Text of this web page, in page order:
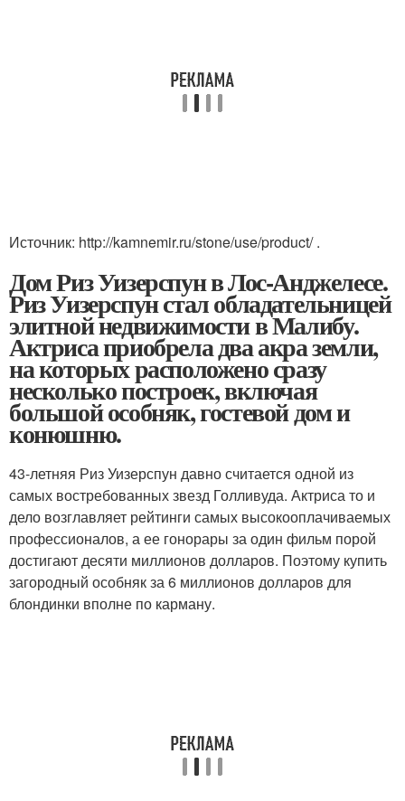
Источник: http://kamnemir.ru/stone/use/product/ .
Дом Риз Уизерспун в Лос-Анджелесе.
Риз Уизерспун стал обладательницей
элитной недвижимости в Малибу.
Актриса приобрела два акра земли,
на которых расположено сразу
несколько построек, включая
большой особняк, гостевой дом и
конюшню.
43-летняя Риз Уизерспун давно считается одной из
самых востребованных звезд Голливуда. Актриса то и
дело возглавляет рейтинги самых высокооплачиваемых
профессионалов, а ее гонорары за один фильм порой
достигают десяти миллионов долларов. Поэтому купить
загородный особняк за 6 миллионов долларов для
блондинки вполне по карману.